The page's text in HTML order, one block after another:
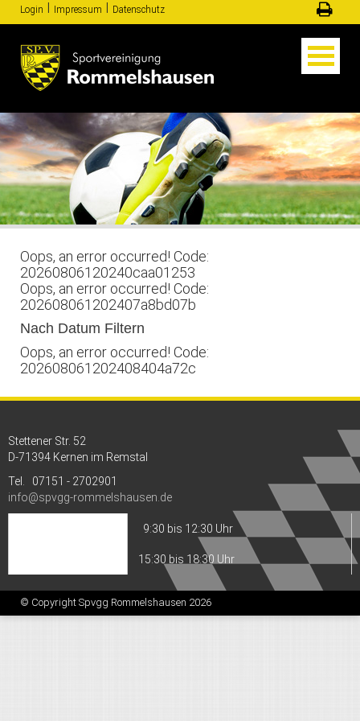
Login Ι Impressum Ι Datenschutz
Oops, an error occurred! Code:
20260806120240caa01253
Oops, an error occurred! Code:
202608061202407a8bd07b
Nach Datum Filtern
Oops, an error occurred! Code:
202608061202408404a72c
Stettener Str. 52
D-71394 Kernen im Remstal
Tel. 07151 - 2702901
info@spvgg-rommelshausen.de
9:30 bis 12:30 Uhr
15:30 bis 18:30 Uhr
© Copyright Spvgg Rommelshausen 2026